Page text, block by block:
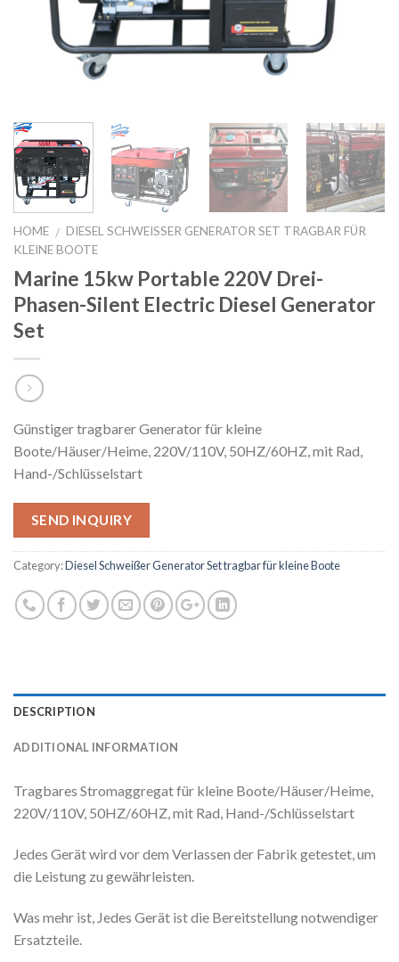
HOME / DIESEL SCHWEISSER GENERATOR SET TRAGBAR FÜR K
LEINE BOOTE
Marine 15kw Portable 220V Drei-
Phasen-Silent Electric Diesel Generator
Set
Günstiger tragbarer Generator für kleine
Boote/Häuser/Heime, 220V/110V, 50HZ/60HZ, mit Rad,
Hand-/Schlüsselstart
SEND INQUIRY
Category:Diesel Schweißer Generator Set tragbar für kleine Boote
DESCRIPTION
ADDITIONAL INFORMATION
Tragbares Stromaggregat für kleine Boote/Häuser/Heime,
220V/110V, 50HZ/60HZ, mit Rad, Hand-/Schlüsselstart
Jedes Gerät wird vor dem Verlassen der Fabrik getestet, um
die Leistung zu gewährleisten.
Was mehr ist, Jedes Gerät ist die Bereitstellung notwendiger
Ersatzteile.